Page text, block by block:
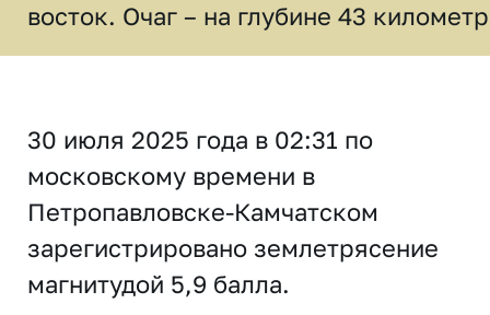
восток. Очаг – на глубине 43
30 июля 2025 года в 02:31 по
московскому времени в
Петропавловске-Камчатском
зарегистрировано землетрясение
магнитудой 5,9 балла.